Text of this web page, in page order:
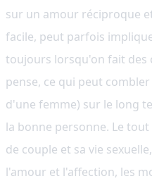
sur un amour réciproque
facile, peut parfois
toujours lorsqu'on fait des
pense, ce qui peut
d'une femme) sur le long
la bonne personne. Le
de couple et sa vie
l'amour et l'affection, les